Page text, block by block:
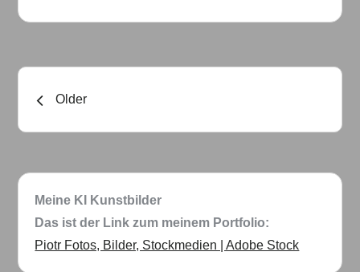
Beitragsnavigation
Older
Meine KI Kunstbilder
Das ist der Link zum meinem Portfolio:
Piotr Fotos, Bilder, Stockmedien | Adobe Stock